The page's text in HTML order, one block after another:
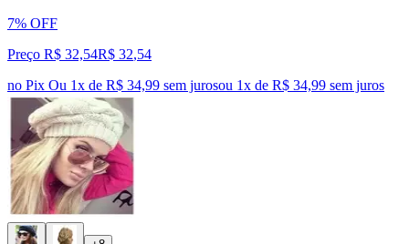
7% OFF
Preço R$ 32,54R$ 32,54
no Pix Ou 1x de R$ 34,99 sem jurosou 1x de R$ 34,99 sem juros